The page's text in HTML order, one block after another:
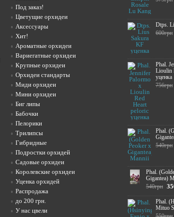
Под заказ!
Цветущие орхидеи
Аксессуары
Хит!
Ароматные орхидеи
Вариегатные орхидеи
Крупные орхидеи
Орхидеи стандарты
Миди орхидеи
Мини орхидеи
Биг липы
Бабочки
Пелорики
Трилипсы
Гибридные
Подростки орхидей
Садовые орхидеи
Королевские орхидеи
Уценка орхидей
Распродажа
до 200 грн.
У нас цвели
Dtps.
600грн
Phal.
Lioulin
уценка
756грн
Phal.
540грн
Phal.
Gigantea)
540грн
Phal.
Mituo